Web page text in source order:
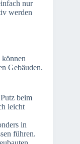
nur
werden
können
Gebäuden.
beim
leicht
in
führen.